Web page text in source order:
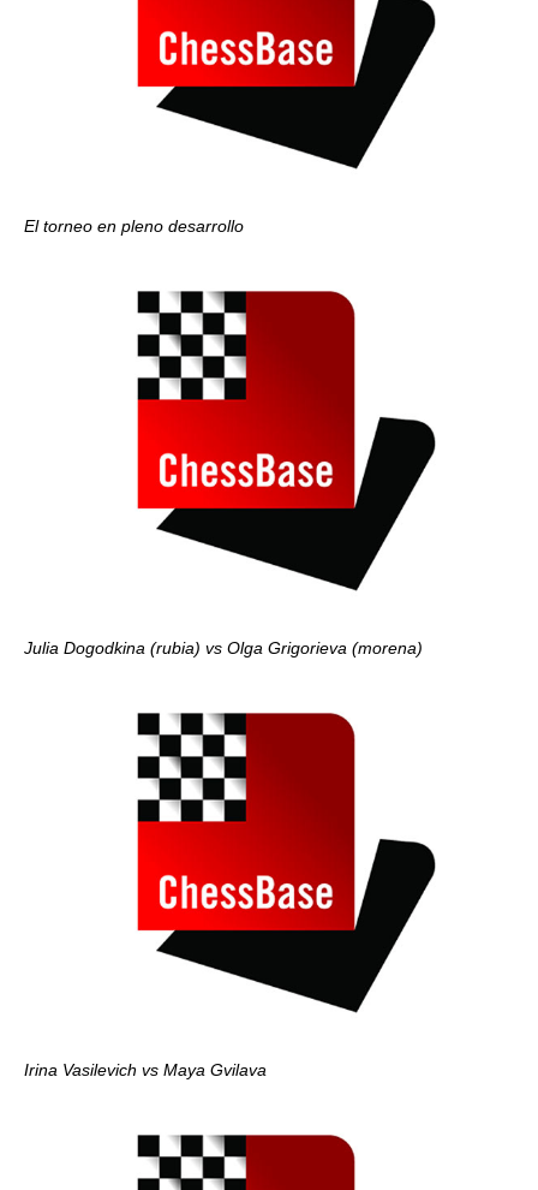
El torneo en pleno desarrollo
Julia Dogodkina (rubia) vs Olga Grigorieva (morena)
Irina Vasilevich vs Maya Gvilava